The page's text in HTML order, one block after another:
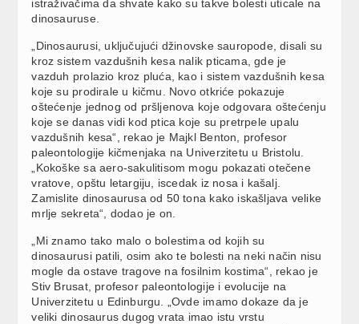
istraživačima da shvate kako su takve bolesti uticale na
dinosauruse.
„Dinosaurusi, uključujući džinovske sauropode, disali su
kroz sistem vazdušnih kesa nalik pticama, gde je
vazduh prolazio kroz pluća, kao i sistem vazdušnih kesa
koje su prodirale u kičmu. Novo otkriće pokazuje
oštećenje jednog od pršljenova koje odgovara oštećenju
koje se danas vidi kod ptica koje su pretrpele upalu
vazdušnih kesa“, rekao je Majkl Benton, profesor
paleontologije kičmenjaka na Univerzitetu u Bristolu.
„Kokoške sa aero-sakulitisom mogu pokazati otečene
vratove, opštu letargiju, iscedak iz nosa i kašalj.
Zamislite dinosaurusa od 50 tona kako iskašljava velike
mrlje sekreta“, dodao je on.
„Mi znamo tako malo o bolestima od kojih su
dinosaurusi patili, osim ako te bolesti na neki način nisu
mogle da ostave tragove na fosilnim kostima“, rekao je
Stiv Brusat, profesor paleontologije i evolucije na
Univerzitetu u Edinburgu. „Ovde imamo dokaze da je
veliki dinosaurus dugog vrata imao istu vrstu